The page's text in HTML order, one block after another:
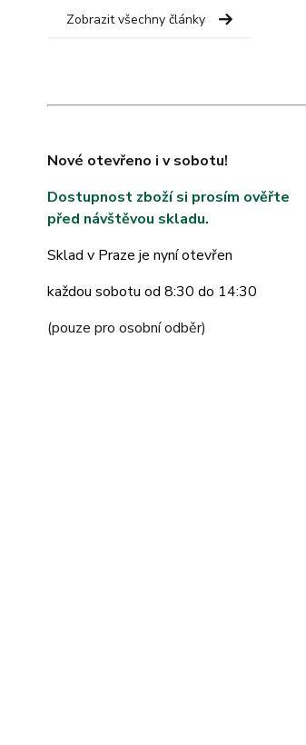
Zobrazit všechny články
Nové otevřeno i v sobotu!
Dostupnost zboží si prosím ověřte
před návštěvou skladu.
Sklad v Praze je nyní otevřen
každou sobotu od 8:30 do 14:30
(pouze pro osobní odběr)